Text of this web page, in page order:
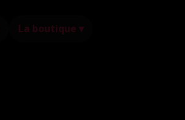
La boutique ▾